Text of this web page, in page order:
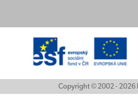
Copyright © 2002 - 2026